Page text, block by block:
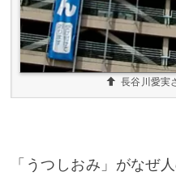
長谷川愛実
「うつしおみ」がなぜ